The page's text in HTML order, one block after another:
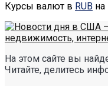
Курсы валют в RUB на
На этом сайте вы
Читайте, делитесь